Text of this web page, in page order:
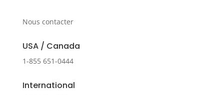
Nous contacter
USA / Canada
1-855 651-0444
International